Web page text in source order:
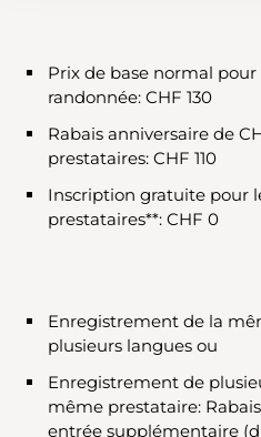
Prix de base normal pour
randonnée: CHF 130
Rabais anniversaire de
prestataires: CHF 110
Inscription gratuite pour
prestataires**: CHF 0
Enregistrement de la
plusieurs langues ou
Enregistrement de
même prestataire:
entrée supplémentaire